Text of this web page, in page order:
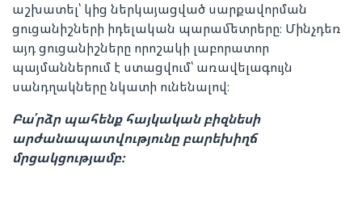
աշխատել՝ կից ներկայացված սարքավորման
ցուցանիշների իդելական պարամետրերը։ Մինչդեռ
այդ ցուցանիշները որոշակի լաբորատոր
պայմաններում է ստացվում՝ առավելագույն
սանդղակները նկատի ունենալով։
Բա՛րձր պահենք հայկական բիզնեսի
արժանապատվությունը բարեխիղճ
մրցակցությամբ։